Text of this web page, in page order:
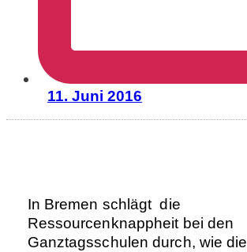
11. Juni 2016
In Bremen schlägt die
Ressourcenknappheit bei den
Ganztagsschulen durch, wie die